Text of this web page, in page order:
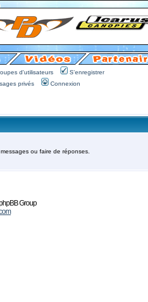
d'utilisateurs
S'enregistrer
privés Connexion
ou faire de réponses.
Group